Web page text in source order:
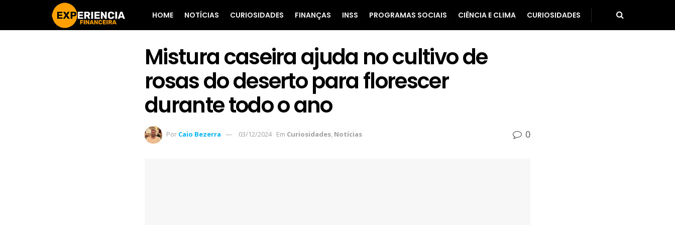
HOME NOTÍCIAS CURIOSIDADES FINANÇAS INSS PROGRAMAS SOCIAIS CIÊNCIA E CLIMA CURIOSIDADES
Mistura caseira ajuda no cultivo de
rosas do deserto para florescer
durante todo o ano
Por Caio Bezerra 03/12/2024 Em Curiosidades, Notícias 0